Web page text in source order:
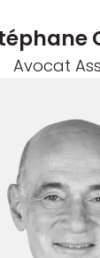
Avocat